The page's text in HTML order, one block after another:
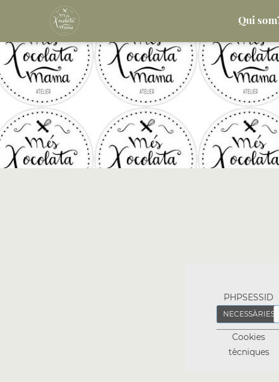
Qui
PHPSESSID
NECESSÀRIES
Cookies
tècniques